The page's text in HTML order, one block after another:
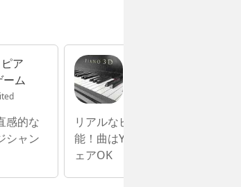
ア
ーム
感的な
シャン
リアルなピアノの音で作曲が可
能！曲はYouTubeやFacebookでシ
ェアOK